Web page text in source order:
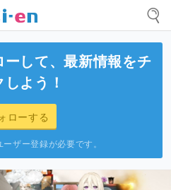
ーして、最新情報をチ
しよう！
ローする
ザー登録が必要です。